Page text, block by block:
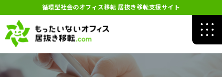
循環型社会のオフィス移転 居抜き移転支援サイト